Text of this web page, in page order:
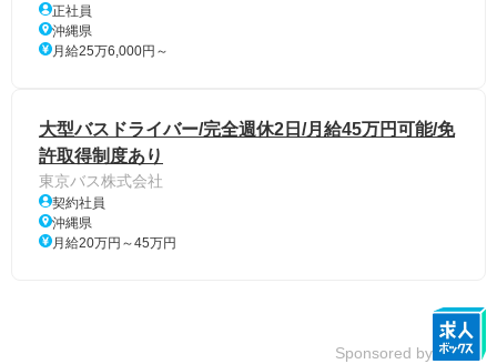
正社員
沖縄県
月給25万6,000円～
大型バスドライバー/完全週休2日/月給45万円可能/免
許取得制度あり
東京バス株式会社
契約社員
沖縄県
月給20万円～45万円
Sponsored by